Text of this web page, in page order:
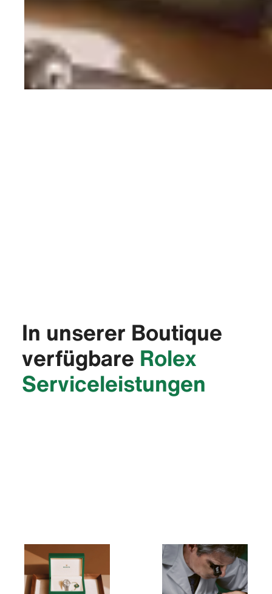
In unserer Boutique
verfügbare Rolex
Service­leistungen